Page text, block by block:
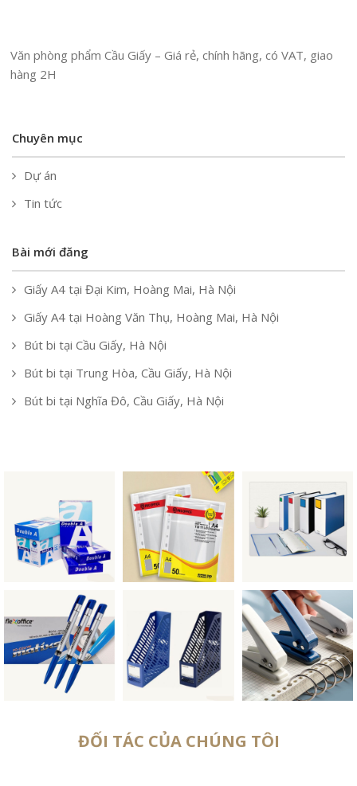
Văn phòng phẩm Cầu Giấy – Giá rẻ, chính hãng, có VAT, giao
hàng 2H
Chuyên mục
Dự án
Tin tức
Bài mới đăng
Giấy A4 tại Đại Kim, Hoàng Mai, Hà Nội
Giấy A4 tại Hoàng Văn Thụ, Hoàng Mai, Hà Nội
Bút bi tại Cầu Giấy, Hà Nội
Bút bi tại Trung Hòa, Cầu Giấy, Hà Nội
Bút bi tại Nghĩa Đô, Cầu Giấy, Hà Nội
ĐỐI TÁC CỦA CHÚNG TÔI